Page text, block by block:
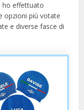
ho effettuato
opzioni più votate
e diverse fasce di